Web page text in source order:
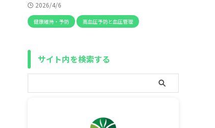
2026/4/6
健康維持・予防 高血圧予防と血圧管理
サイト内を検索する